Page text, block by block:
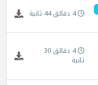
4 دقائق 44 ثانية
4 دقائق 30
ثانية